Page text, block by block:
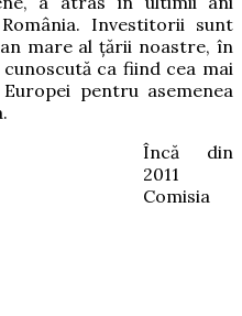
Investitorii sunt
mare al ţării noastre, în
ca fiind cea mai
pentru asemenea
Încă din
2011
Comisia